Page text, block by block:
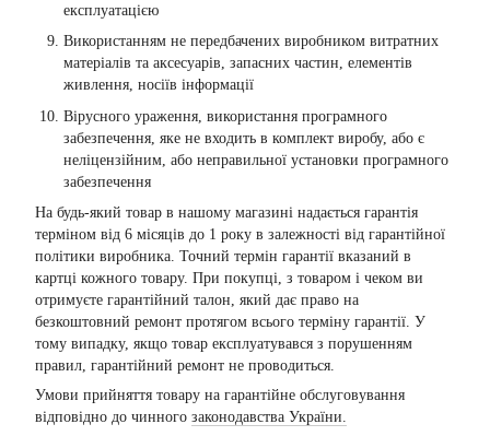
експлуатацією
Використанням не передбачених виробником витратних
матеріалів та аксесуарів, запасних частин, елементів
живлення, носіїв інформації
Вірусного ураження, використання програмного
забезпечення, яке не входить в комплект виробу, або є
неліцензійним, або неправильної установки програмного
забезпечення
На будь-який товар в нашому магазині надається гарантія
терміном від 6 місяців до 1 року в залежності від гарантійної
політики виробника. Точний термін гарантії вказаний в
картці кожного товару. При покупці, з товаром і чеком ви
отримуєте гарантійний талон, який дає право на
безкоштовний ремонт протягом всього терміну гарантії. У
тому випадку, якщо товар експлуатувався з порушенням
правил, гарантійний ремонт не проводиться.
Умови прийняття товару на гарантійне обслуговування
відповідно до чинного законодавства України.